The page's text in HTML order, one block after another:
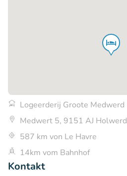
Logeerderij Groote Medwerd
Medwert 5, 9151 AJ Holwerd
587 km von Le Havre
14km vom Bahnhof
Kontakt